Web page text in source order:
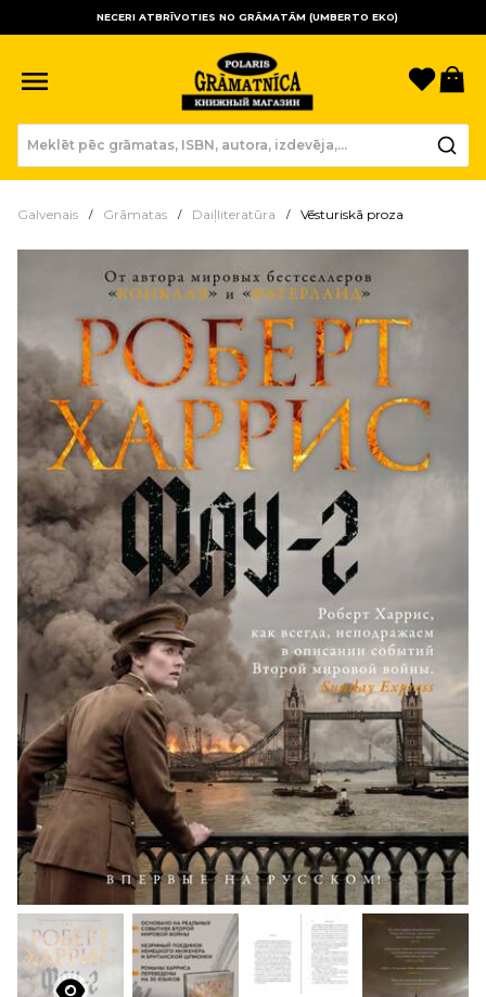
NECERI ATBRĪVOTIES NO GRĀMATĀM (UMBERTO EKO)
Galvenais Grāmatas Daiļliteratūra Vēsturiskā proza